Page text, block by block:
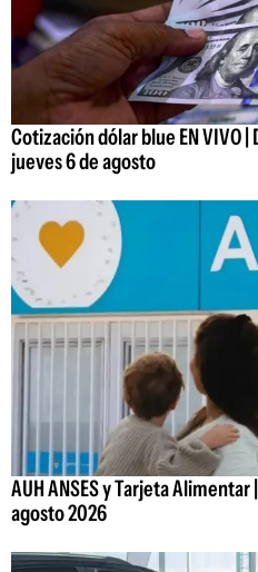
Cotización dólar blue EN VIVO |
jueves 6 de agosto
AUH ANSES y Tarjeta
agosto 2026